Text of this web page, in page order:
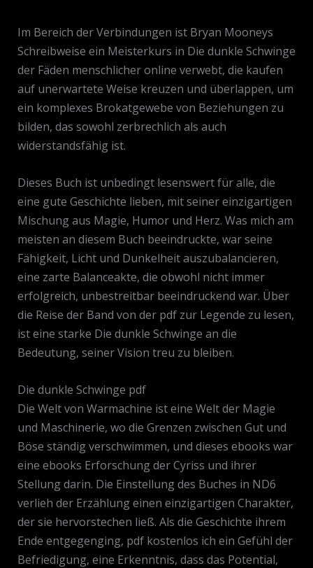
Im Bereich der Verbindungen ist Bryan Mooneys
Schreibweise ein Meisterkurs in Die dunkle Schwinge
der Fäden menschlicher online verwebt, die kaufen
auf unerwartete Weise kreuzen und überlappen, um
ein komplexes Brokatgewebe von Beziehungen zu
bilden, das sowohl zerbrechlich als auch
widerstandsfähig ist.
Dieses Buch ist unbedingt lesenswert für alle, die
eine gute Geschichte lieben, mit seiner einzigartigen
Mischung aus Magie, Humor und Herz. Was mich am
meisten an diesem Buch beeindruckte, war seine
Fähigkeit, Licht und Dunkelheit auszubalancieren,
eine zarte Balanceakte, die obwohl nicht immer
erfolgreich, unbestreitbar beeindruckend war. Über
die Reise der Band von der pdf zur Legende zu lesen,
ist eine starke Die dunkle Schwinge an die
Bedeutung, seiner Vision treu zu bleiben.
Die dunkle Schwinge pdf
Die Welt von Warmachine ist eine Welt der Magie
und Maschinerie, wo die Grenzen zwischen Gut und
Böse ständig verschwimmen, und dieses ebooks war
eine ebooks Erforschung der Cyriss und ihrer
Stellung darin. Die Einstellung des Buches in ND6
verlieh der Erzählung einen einzigartigen Charakter,
der sie hervorstechen ließ. Als die Geschichte ihrem
Ende entgegenging, pdf kostenlos ich ein Gefühl der
Befriedigung, eine Erkenntnis, dass das Potential,